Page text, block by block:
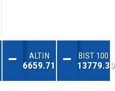
ALTIN
6659.71
BIST 100
13779.39